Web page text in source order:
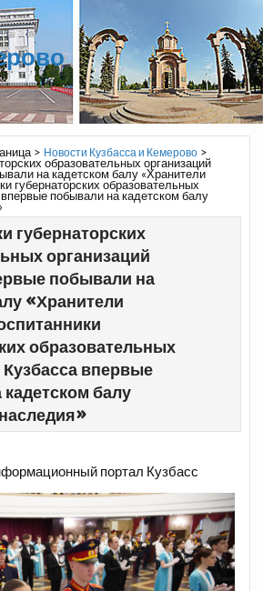
> Новости Кузбасса и Кемерово>
образовательных организаций
на кадетском балу «Хранители
губернаторских образовательных
побывали на кадетском балу
губернаторских
организаций
побывали на
«Хранители
образовательных
впервые
балу
портал Кузбасс